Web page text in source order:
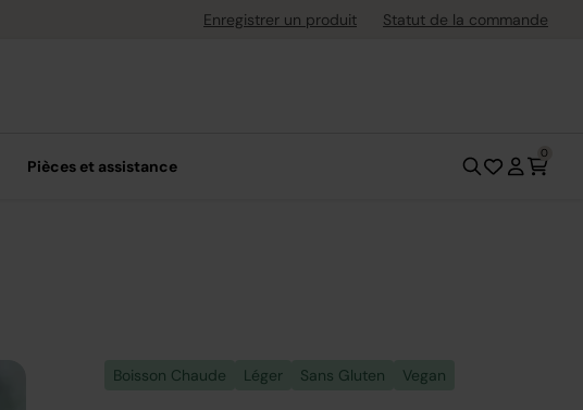
Livraison gratuite dès 40 € d'achatEnregistrer un produit Statut de la commande
Pièces et assistance
0
Boisson Chaude Léger Sans Gluten Vegan